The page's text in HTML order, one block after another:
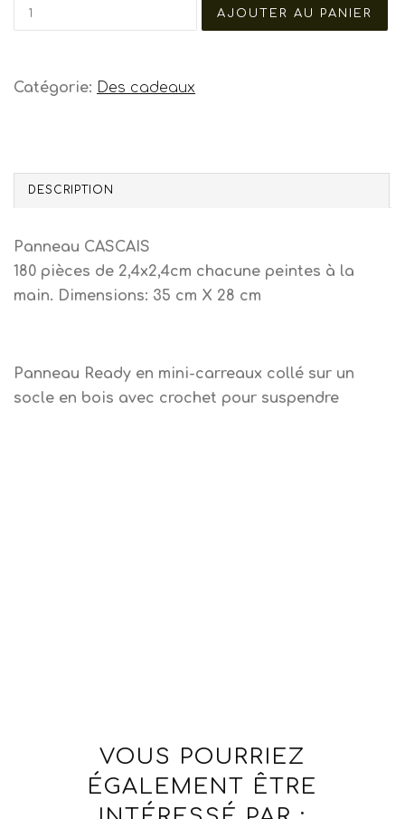
Catégorie: Des cadeaux
DESCRIPTION
Panneau CASCAIS
180 pièces de 2,4x2,4cm chacune peintes à la
main. Dimensions: 35 cm X 28 cm
Panneau Ready en mini-carreaux collé sur un
socle en bois avec crochet pour suspendre
VOUS POURRIEZ
ÉGALEMENT ÊTRE